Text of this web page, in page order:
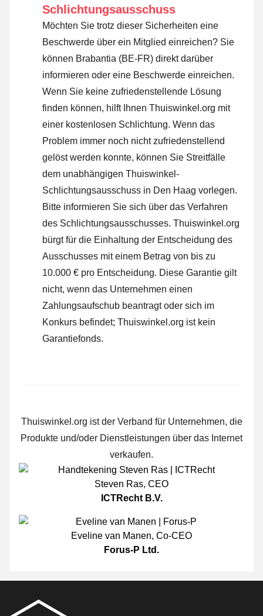
Schlichtungsausschuss
Möchten Sie trotz dieser Sicherheiten eine
Beschwerde über ein Mitglied einreichen? Sie
können Brabantia (BE-FR) direkt darüber
informieren oder eine Beschwerde einreichen.
Wenn Sie keine zufriedenstellende Lösung
finden können, hilft Ihnen Thuiswinkel.org mit
einer kostenlosen Schlichtung. Wenn das
Problem immer noch nicht zufriedenstellend
gelöst werden konnte, können Sie Streitfälle
dem unabhängigen Thuiswinkel-
Schlichtungsausschuss in Den Haag vorlegen.
Bitte informieren Sie sich über das Verfahren
des Schlichtungsausschusses. Thuiswinkel.org
bürgt für die Einhaltung der Entscheidung des
Ausschusses mit einem Betrag von bis zu
10.000 € pro Entscheidung. Diese Garantie gilt
nicht, wenn das Unternehmen einen
Zahlungsaufschub beantragt oder sich im
Konkurs befindet; Thuiswinkel.org ist kein
Garantiefonds.
Thuiswinkel.org ist der Verband für Unternehmen, die
Produkte und/oder Dienstleistungen über das Internet
verkaufen.
Steven Ras, CEO
ICTRecht B.V.
Eveline van Manen, Co-CEO
Forus-P Ltd.